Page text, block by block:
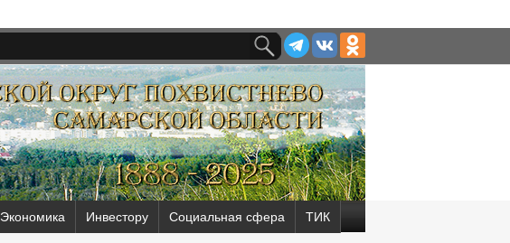
Экономика Инвестору Социальная сфера ТИК